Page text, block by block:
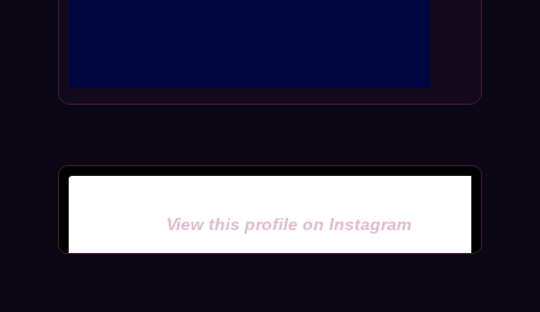
View this profile on Instagram